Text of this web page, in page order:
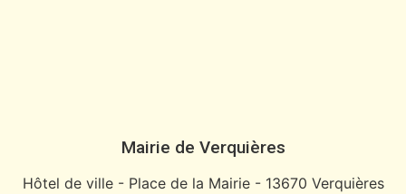
Mairie de Verquières
Hôtel de ville - Place de la Mairie - 13670 Verquières